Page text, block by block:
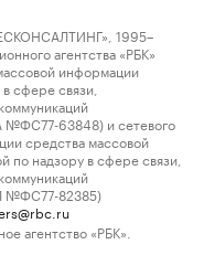
1995–
агентства «РБК»
информации
сфере связи,
№ФС77-63848) и сетевого
средства массовой
надзору в сфере связи,
№ФС77-82385)
агентство «РБК».